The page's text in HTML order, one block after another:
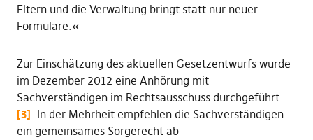
Eltern und die Verwaltung bringt statt nur neuer
Formulare.«
Zur Einschätzung des aktuellen Gesetzentwurfs wurde
im Dezember 2012 eine Anhörung mit
Sachverständigen im Rechtsausschuss durchgeführt
[3]. In der Mehrheit empfehlen die Sachverständigen
ein gemeinsames Sorgerecht ab